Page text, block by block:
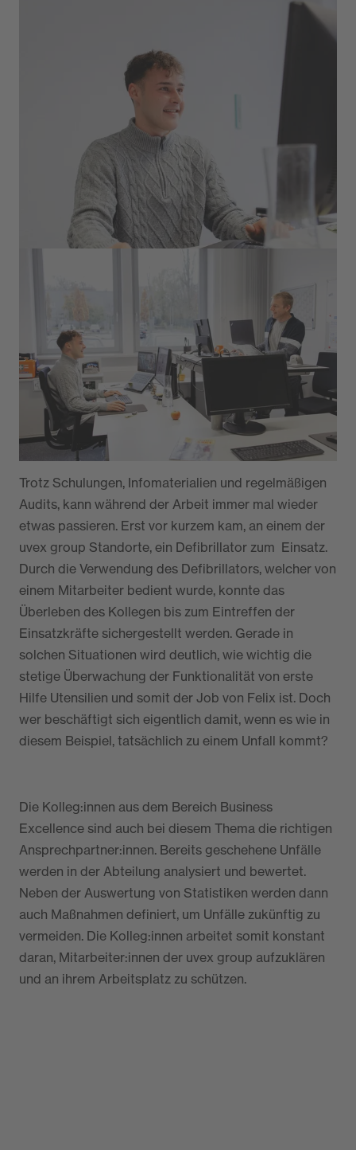
Um Inhalte leicht verständlich an die Mitarbeiter:innen
der uvex group zu vermittelt, führt Felix auch
regelmäßige Schulungen durch. Außerdem wirkt er
bei Aufgaben rund um das Auditsystem mit. Von
Langeweile oder Eintönigkeit im Arbeitsalltag kann
man bei Felix also nicht sprechen. Genau diese
Vielseitigkeit ist das, was er so an seinem Job
schätzt.
Trotz Schulungen, Infomaterialien und regelmäßigen
Audits, kann während der Arbeit immer mal wieder
etwas passieren. Erst vor kurzem kam, an einem der
uvex group Standorte, ein Defibrillator zum Einsatz.
Durch die Verwendung des Defibrillators, welcher von
einem Mitarbeiter bedient wurde, konnte das
Überleben des Kollegen bis zum Eintreffen der
Einsatzkräfte sichergestellt werden. Gerade in
solchen Situationen wird deutlich, wie wichtig die
stetige Überwachung der Funktionalität von erste
Hilfe Utensilien und somit der Job von Felix ist. Doch
wer beschäftigt sich eigentlich damit, wenn es wie in
diesem Beispiel, tatsächlich zu einem Unfall kommt?
Die Kolleg:innen aus dem Bereich Business
Excellence sind auch bei diesem Thema die richtigen
Ansprechpartner:innen. Bereits geschehene Unfälle
werden in der Abteilung analysiert und bewertet.
Neben der Auswertung von Statistiken werden dann
auch Maßnahmen definiert, um Unfälle zukünftig zu
vermeiden. Die Kolleg:innen arbeitet somit konstant
daran, Mitarbeiter:innen der uvex group aufzuklären
und an ihrem Arbeitsplatz zu schützen.